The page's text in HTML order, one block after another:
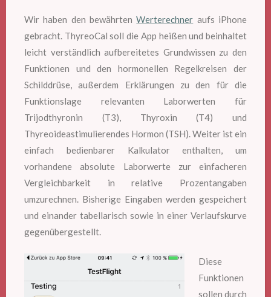
Wir haben den bewährtenWerterechner aufs iPhone
gebracht. ThyreoCal soll die App heißen und beinhaltet
leicht verständlich aufbereitetes Grundwissen zu den
Funktionen und den hormonellen Regelkreisen der
Schilddrüse, außerdem Erklärungen zu den für die
Funktionslage relevanten Laborwerten für
Trijodthyronin (T3), Thyroxin (T4) und
Thyreoideastimulierendes Hormon (TSH). Weiter ist ein
einfach bedienbarer Kalkulator enthalten, um
vorhandene absolute Laborwerte zur einfacheren
Vergleichbarkeit in relative Prozentangaben
umzurechnen. Bisherige Eingaben werden gespeichert
und einander tabellarisch sowie in einer Verlaufskurve
gegenübergestellt.
Diese
Funktionen
sollen durch